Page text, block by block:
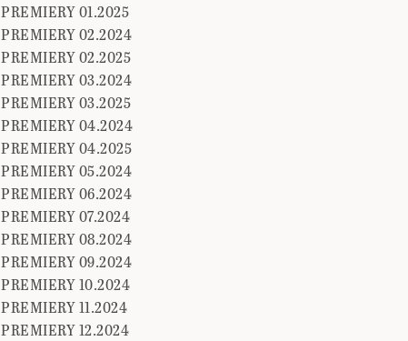
PREMIERY 01.2025
PREMIERY 02.2024
PREMIERY 02.2025
PREMIERY 03.2024
PREMIERY 03.2025
PREMIERY 04.2024
PREMIERY 04.2025
PREMIERY 05.2024
PREMIERY 06.2024
PREMIERY 07.2024
PREMIERY 08.2024
PREMIERY 09.2024
PREMIERY 10.2024
PREMIERY 11.2024
PREMIERY 12.2024